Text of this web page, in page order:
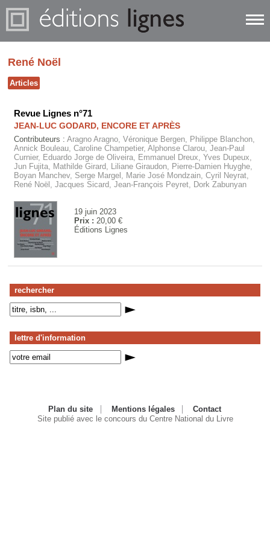
rechercher
lettre d'information
René Noël
Articles
19 juin 2023
Prix : 20,00 €
Éditions Lignes
Revue Lignes n°71
JEAN-LUC GODARD, ENCORE ET APRÈS
Contributeurs : Aragno Aragno, Véronique Bergen, Philippe Blanchon,
Annick Bouleau, Caroline Champetier, Alphonse Clarou, Jean-Paul
Curnier, Eduardo Jorge de Oliveira, Emmanuel Dreux, Yves Dupeux,
Jun Fujita, Mathilde Girard, Liliane Giraudon, Pierre-Damien Huyghe,
Boyan Manchev, Serge Margel, Marie José Mondzain, Cyril Neyrat,
René Noël, Jacques Sicard, Jean-François Peyret, Dork Zabunyan
Plan du site Mentions légales
Contact
Site publié avec le concours du Centre National du Livre